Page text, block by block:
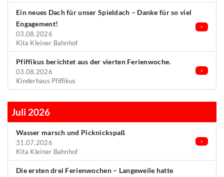
Ein neues Dach für unser Spieldach – Danke für so viel
Engagement!
03.08.2026
Kita Kleiner Bahnhof
Pfiffikus berichtet aus der vierten Ferienwoche.
03.08.2026
Kinderhaus Pfiffikus
Juli 2026
Wasser marsch und Picknickspaß
31.07.2026
Kita Kleiner Bahnhof
Die ersten drei Ferienwochen – Langeweile hatte